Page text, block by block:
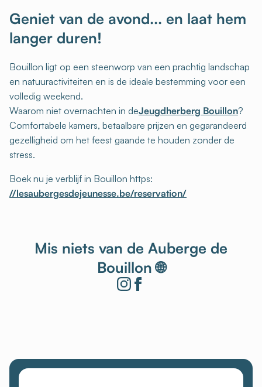
Geniet van de avond... en laat hem
langer duren!
Bouillon ligt op een steenworp van een prachtig landschap
en natuuractiviteiten en is de ideale bestemming voor een
volledig weekend.
Waarom niet overnachten in deJeugdherberg Bouillon?
Comfortabele kamers, betaalbare prijzen en gegarandeerd
gezelligheid om het feest gaande te houden zonder de
stress.
Boek nu je verblijf in Bouillon https:
//lesaubergesdejeunesse.be/reservation/
Mis niets van de Auberge de
Bouillon 🌐